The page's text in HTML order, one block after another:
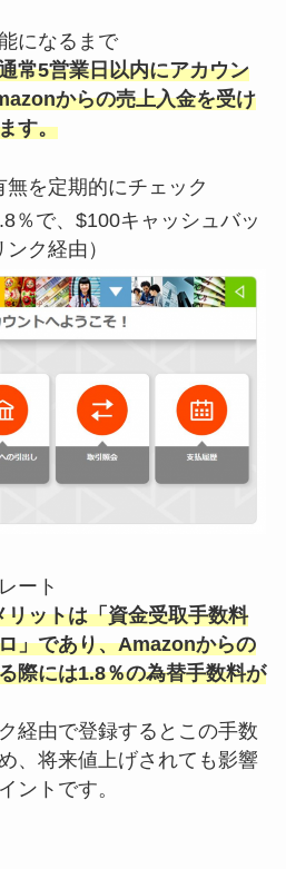
になるまで
常5営業日以内にアカウン
からの売上入金を受け
す。
無を定期的にチェック
％で、$100キャッシュバッ
ク経由）
ート
ットは「資金受取手数料
」であり、Amazonからの
際には1.8％の為替手数料が
経由で登録するとこの手数
、将来値上げされても影響
ントです。